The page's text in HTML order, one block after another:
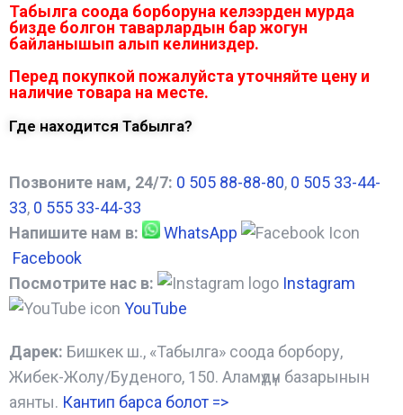
Табылга соода борборуна келээрден мурда
бизде болгон таварлардын бар жогун
байланышып алып келиниздер.
Перед покупкой пожалуйста уточняйте цену и
наличие товара на месте.
Где находится Табылга?
Позвоните нам, 24/7: 0 505 88-88-80, 0 505 33-44-
33, 0 555 33-44-33
Напишите нам в:
WhatsApp
Facebook
Посмотрите нас в:
Instagram
YouTube
Дарек: Бишкек ш., «Табылга» соода борбору,
Жибек-Жолу/Буденого, 150. Аламүдүн базарынын
аянты. Кантип барса болот =>